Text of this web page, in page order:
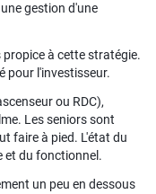
gestion d'une
à cette stratégie.
pour l'investisseur.
ou RDC),
Les seniors sont
faire à pied. L'état du
et du fonctionnel.
un peu en dessous